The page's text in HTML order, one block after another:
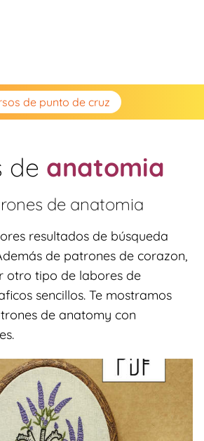
de punto de cruz
de anatomia
de anatomia
resultados de búsqueda
de patrones de corazon,
otro tipo de labores de
sencillos. Te mostramos
de anatomy con